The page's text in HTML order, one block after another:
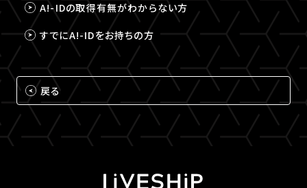
A!-IDの取得有無がわからない方
すでにA!-IDをお持ちの方
戻る